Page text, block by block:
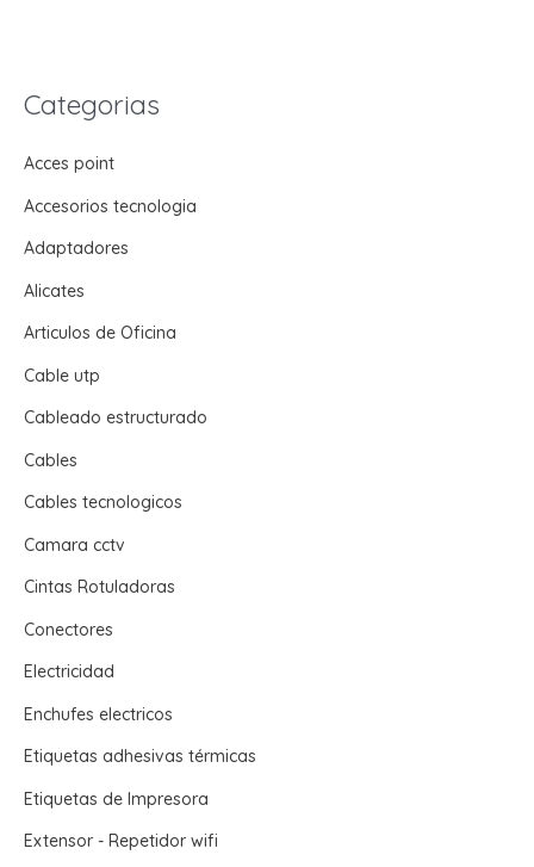
Categorias
Acces point
Accesorios tecnologia
Adaptadores
Alicates
Articulos de Oficina
Cable utp
Cableado estructurado
Cables
Cables tecnologicos
Camara cctv
Cintas Rotuladoras
Conectores
Electricidad
Enchufes electricos
Etiquetas adhesivas térmicas
Etiquetas de Impresora
Extensor - Repetidor wifi